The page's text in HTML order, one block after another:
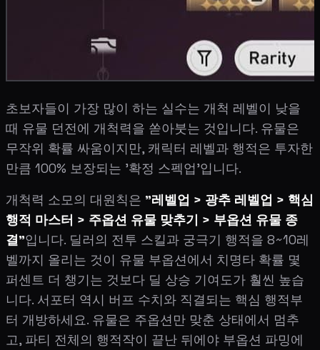
초보자들이 가장 많이 하는 실수는 개척 레벨이 낮을
때 유물 던전에 개척력을 쏟아붓는 것입니다. 유물은
무작위 확률 싸움이지만, 캐릭터 레벨과 행적은 투자한
만큼 100% 보장되는 '확정 스펙업'입니다.
개척력 소모의 대원칙은 "레벨업 > 광추 레벨업 > 핵심
행적 마스터 > 주옵션 유물 맞추기 > 부옵션 유물 종
결"입니다. 딜러의 전투 스킬과 궁극기 행적을 8~10레
벨까지 올리는 것이 유물 부옵션에서 치명타 확률 몇
퍼센트 더 챙기는 것보다 딜 상승 기여도가 훨씬 높습
니다. 서포터 역시 버프 수치와 직결되는 핵심 행적부
터 개방하세요. 유물은 주옵션만 맞춘 상태에서 멈추
고, 파티 전체의 행적작이 끝난 뒤에야 부옵션 파밍에